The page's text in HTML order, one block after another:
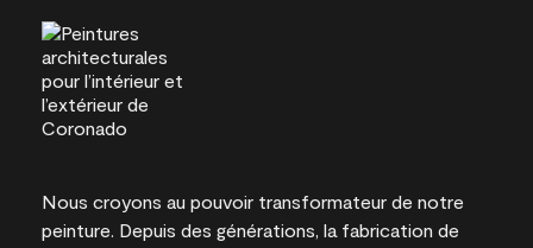
Nous croyons au pouvoir transformateur de notre
peinture. Depuis des générations, la fabrication de